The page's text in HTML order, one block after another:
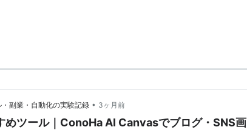
副業・自動化の実験記録 • 3ヶ月前
めツール｜ConoHa AI Canvasでブログ・SNS画